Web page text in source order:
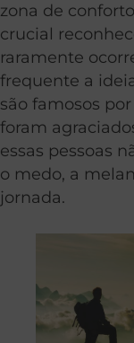
zona de
crucial
raramente
frequente a
são famosos
foram
essas pessoas
o medo, a
jornada.